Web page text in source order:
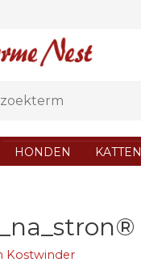
HONDEN KATTEN
Kostwinder